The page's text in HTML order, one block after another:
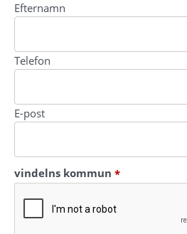
Efternamn
Telefon
E-post
vindelns kommun *(obligatorisk)